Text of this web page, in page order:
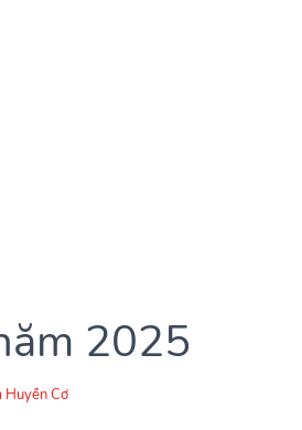
2025
Huyền Cơ